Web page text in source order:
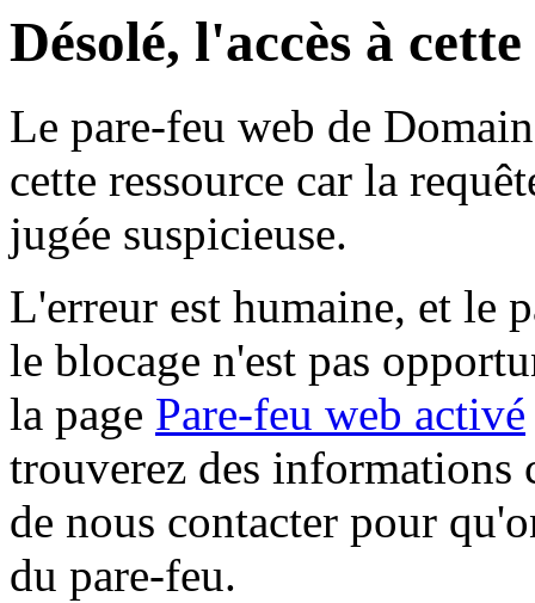
Désolé, l'accès à
Le pare-feu web de
cette ressource car la
jugée suspicieuse.
L'erreur est humaine, et le
le blocage n'est pas
la page Pare-feu web activé
trouverez des informations
de nous contacter pour
du pare-feu.